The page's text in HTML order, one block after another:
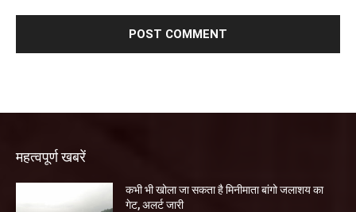
महत्वपूर्ण खबरें
कभी भी खोला जा सकता है मिनीमाता बांगो जलाशय का
गेट, अलर्ट जारी